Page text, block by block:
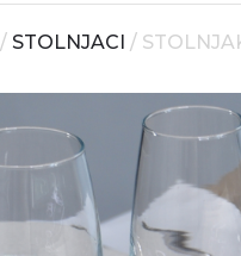
/ STOLNJACI /